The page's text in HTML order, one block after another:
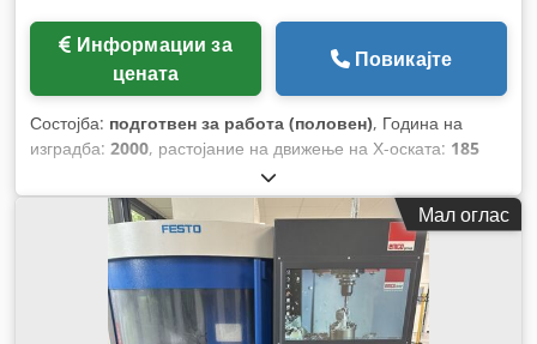
цената
Повикајте
Состојба: подготвен за работа (половен), Година на
изградба: 2000, растојание на движење на Х-оската: 185
125 мм
Z-оска:200 мм, вкупна висина:1.892 мм, вкупна ширина:
, вкупна тежина: 570 кг, максимална брзина на
, моќност на моторот на вретено:
, максимална должина на производот:1.730 мм
,
Мал оглас